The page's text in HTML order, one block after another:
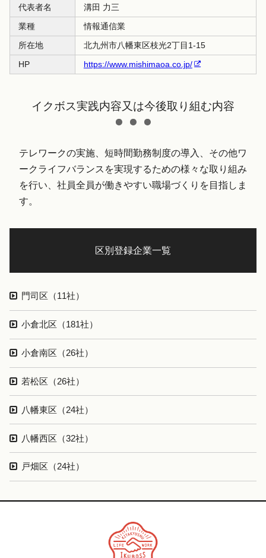
代表者名
溝田 力三
業種
情報通信業
所在地
北九州市八幡東区枝光2丁目1-15
HP
https://www.mishimaoa.co.jp/
イクボス実践内容又は今後取り組む内容
テレワークの実施、短時間勤務制度の導入、その他ワ
ークライフバランスを実現するための様々な取り組み
を行い、社員全員が働きやすい職場づくりを目指しま
す。
区別登録企業一覧
門司区（11社）
小倉北区（181社）
小倉南区（26社）
若松区（26社）
八幡東区（24社）
八幡西区（32社）
戸畑区（24社）